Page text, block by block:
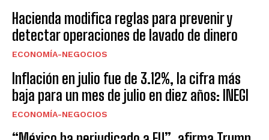
Hacienda modifica reglas para prevenir y
detectar operaciones de lavado de dinero
ECONOMÍA-NEGOCIOS
Inflación en julio fue de 3.12%, la cifra más
baja para un mes de julio en diez años: INEGI
ECONOMÍA-NEGOCIOS